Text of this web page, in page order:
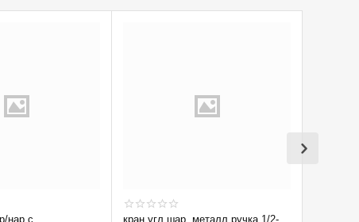
нар с кран угл шар. металл.ручка 1/2-